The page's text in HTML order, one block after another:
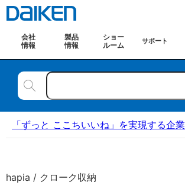
会社
情報
製品
情報
ショー
ルーム
サポート
「ずっと ここちいいね」を実現する企
hapia / クローク収納